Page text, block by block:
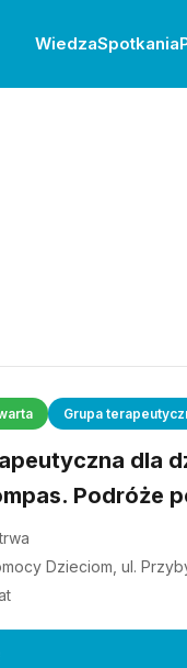
WiedzaSpotkania
Grupa
dla
Podróże
Dzieciom, ul.